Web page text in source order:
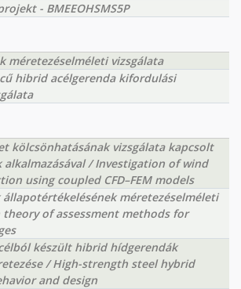
- BMEEOHSMS5P
méretezéselméleti vizsgálata
hibrid acélgerenda kifordulási
kölcsönhatásának vizsgálata kapcsolt
alkalmazásával / Investigation of wind
using coupled CFD–FEM models
állapotértékelésének méretezéselméleti
theory of assessment methods for
készült hibrid hídgerendák
/ High-strength steel hybrid
and design